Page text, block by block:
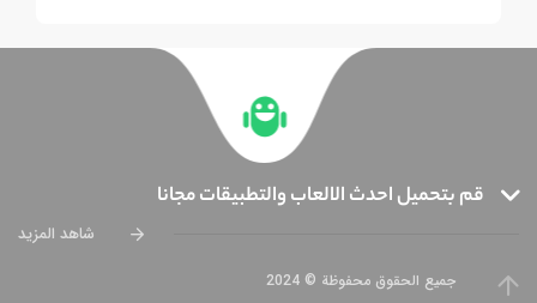
قم بتحميل احدث الالعاب والتطبيقات مجانا
شاهد المزيد
جميع الحقوق محفوظة © 2024